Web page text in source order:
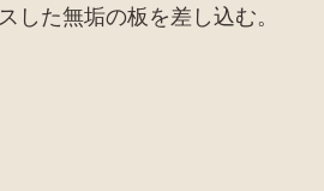
した無垢の板を差し込む。